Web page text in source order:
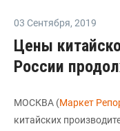
03 Сентября, 2019
Цены
России
МОСКВА (Маркет
китайских